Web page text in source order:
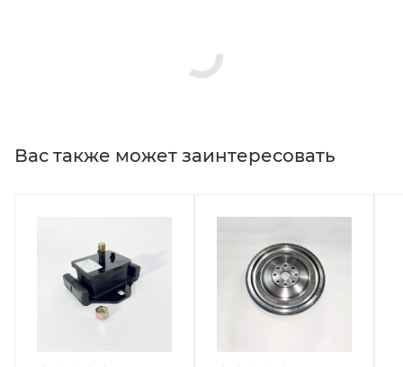
Вас также может заинтересовать